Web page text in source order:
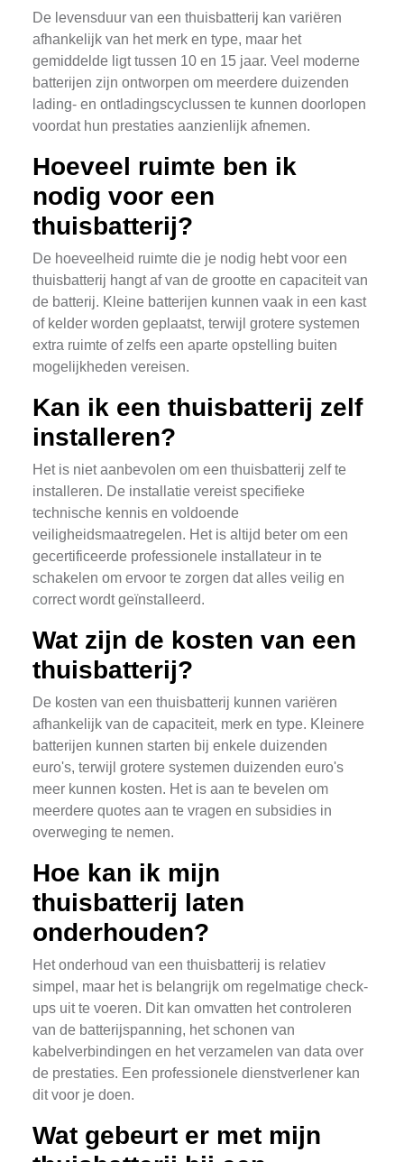
De levensduur van een thuisbatterij kan variëren
afhankelijk van het merk en type, maar het
gemiddelde ligt tussen 10 en 15 jaar. Veel moderne
batterijen zijn ontworpen om meerdere duizenden
lading- en ontladingscyclussen te kunnen doorlopen
voordat hun prestaties aanzienlijk afnemen.
Hoeveel ruimte ben ik
nodig voor een
thuisbatterij?
De hoeveelheid ruimte die je nodig hebt voor een
thuisbatterij hangt af van de grootte en capaciteit van
de batterij. Kleine batterijen kunnen vaak in een kast
of kelder worden geplaatst, terwijl grotere systemen
extra ruimte of zelfs een aparte opstelling buiten
mogelijkheden vereisen.
Kan ik een thuisbatterij zelf
installeren?
Het is niet aanbevolen om een thuisbatterij zelf te
installeren. De installatie vereist specifieke
technische kennis en voldoende
veiligheidsmaatregelen. Het is altijd beter om een
gecertificeerde professionele installateur in te
schakelen om ervoor te zorgen dat alles veilig en
correct wordt geïnstalleerd.
Wat zijn de kosten van een
thuisbatterij?
De kosten van een thuisbatterij kunnen variëren
afhankelijk van de capaciteit, merk en type. Kleinere
batterijen kunnen starten bij enkele duizenden
euro's, terwijl grotere systemen duizenden euro's
meer kunnen kosten. Het is aan te bevelen om
meerdere quotes aan te vragen en subsidies in
overweging te nemen.
Hoe kan ik mijn
thuisbatterij laten
onderhouden?
Het onderhoud van een thuisbatterij is relatiev
simpel, maar het is belangrijk om regelmatige check-
ups uit te voeren. Dit kan omvatten het controleren
van de batterijspanning, het schonen van
kabelverbindingen en het verzamelen van data over
de prestaties. Een professionele dienstverlener kan
dit voor je doen.
Wat gebeurt er met mijn